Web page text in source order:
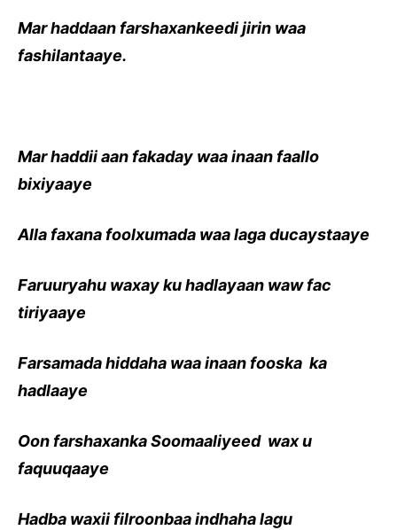
Mar haddaan farshaxankeedi jirin waa
fashilantaaye.
Mar haddii aan fakaday waa inaan faallo
bixiyaaye
Alla faxana foolxumada waa laga ducaystaaye
Faruuryahu waxay ku hadlayaan waw fac
tiriyaaye
Farsamada hiddaha waa inaan fooska ka
hadlaaye
Oon farshaxanka Soomaaliyeed wax u
faquuqaaye
Hadba waxii filroonbaa indhaha lagu